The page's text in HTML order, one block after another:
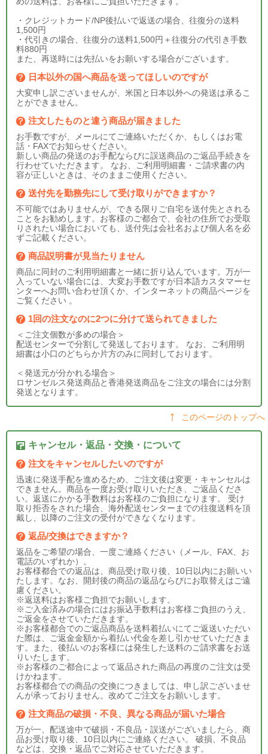
・クレジットカード/NP後払いで返送の場合、往復分の送料
1,500円
・代引きの場合、往復分の送料1,500円＋往復分の代引き手数
料880円
また、再送時には先払いをお願いする場合がございます。
日本以外の国へ商品を送ってほしいのですが
大変申し訳ございませんが、米国と日本以外への発送は承るこ
とができません。
注文したものと違う商品が届きました
お手数ですが、メールにてご連絡いただくか、もしくはお電
話・FAXでお知らせください。
新しい商品の発送のお手配ならびに誤送商品のご返品手続きを
行わせていただきます。 なお、ご利用明細書・ご請求書の内
容が正しいときは、そのままご使用ください。
送付先を勤務先にして受け取りができますか？
不可能ではありませんが、できる限りご自宅を送付先とされる
ことをお勧めします。お客様のご都合で、会社の住所でお受取
りされたい場合においても、送付先は会社名および個人名を必
ずご記載ください。
商品説明書が見当たりません
商品に同封のご利用明細書と一緒に折り込んでいます。万が一
入っていない場合には、大変お手数ですが日本語カスタマーセ
ンターへお問い合わせ頂くか、インターネットの商品ページを
ご覧ください 。
1回の注文なのに2つに分けて送られてきました
＜ご注文個数が多めの場合＞
配送センターで分割して発送しております。 なお、ご利用明
細書は小口のどちらか片方のみに同封しております。
＜発送元が分かれる場合＞
ロサンゼルス発送商品と香港発送商品をご注文の場合には分割
発送となります。
このページのトップへ
キャンセル・返品・交換・について
注文をキャンセルしたいのですが
迅速に発送手配を進めるため、ご注文後は変更・キャンセルは
できません。商品を一度お受け取りいただき、ご返品くださ
い。返送にかかる手数料はお客様のご負担になります。 受け
取り拒否をされた場合、海外配送センターまでの往復送料を頂
戴し、以降のご注文の受付ができなくなります。
返品/交換はできますか？
返品をご希望の場合、一度ご連絡ください（メール、FAX、お
電話のいずれか）。
お客様都合での返品は、商品受け取り後、10日以内にお願いい
たします。なお、開封後の商品の返品ならびにお取替えはご遠
慮ください。
※返送料はお客様ご負担でお願いします。
※ご入金済みの場合にはお振込手数料はお客様ご負担のうえ、
ご返金をさせていただきます。
※お客様都合でのご返品商品を送料着払いにてご返送いただい
た際は、ご返金金額から着払い代金を差し引かせていただきま
す。また、後払いのお客様には発生した送料のご請求書をお送
りいたします。
※お客様のご都合によって返品された商品の再度のご注文は受
けかねます。
お客様都合での商品の交換につきましては、申し訳ございませ
んが承っておりません。改めてご注文をお願いします。
注文商品の破損・不良、異なる商品が届いた場合
万が一、配送途中で破損・不良品・誤送がございましたら、商
品お受け取り後、10日以内にご連絡ください。 破損、不良品
などは、交換・返品でご対応させていただきます。